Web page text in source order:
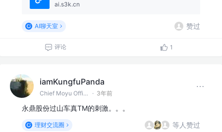
ai.s3k.cn
AI聊天室 赞过
评论 1
iamKungfuPanda
Chief Moyu Officer @某IT公司 · 3年前
永鼎股份过山车真TM的刺激。。。
理财交流圈 等人赞过